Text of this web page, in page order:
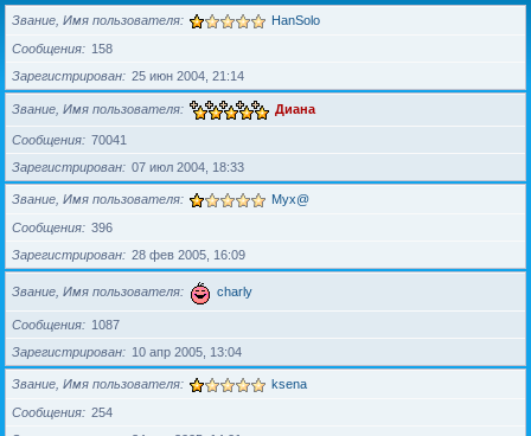
Звание, Имя пользователя HanSolo
Сообщения
158
Зарегистрирован
25 июн 2004, 21:14
Звание, Имя пользователя Диана
Сообщения
70041
Зарегистрирован
07 июл 2004, 18:33
Звание, Имя пользователя Myx@
Сообщения
396
Зарегистрирован
28 фев 2005, 16:09
Звание, Имя пользователя charly
Сообщения
1087
Зарегистрирован
10 апр 2005, 13:04
Звание, Имя пользователя ksena
Сообщения
254